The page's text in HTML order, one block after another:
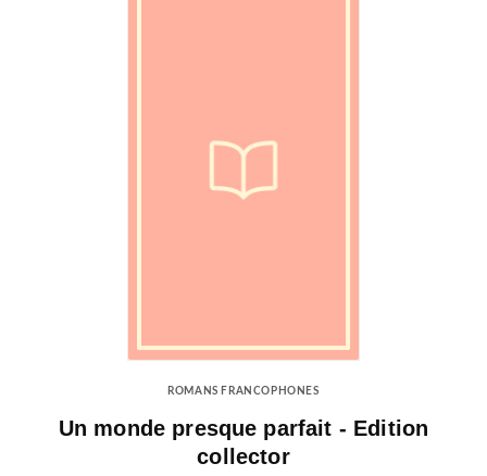
ROMANS FRANCOPHONES
Un monde presque parfait - Edition
collector